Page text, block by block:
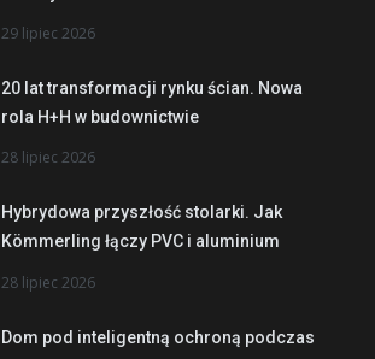
29 lipiec 2026
20 lat transformacji rynku ścian. Nowa
rola H+H w budownictwie
28 lipiec 2026
Hybrydowa przyszłość stolarki. Jak
Kömmerling łączy PVC i aluminium
28 lipiec 2026
Dom pod inteligentną ochroną podczas